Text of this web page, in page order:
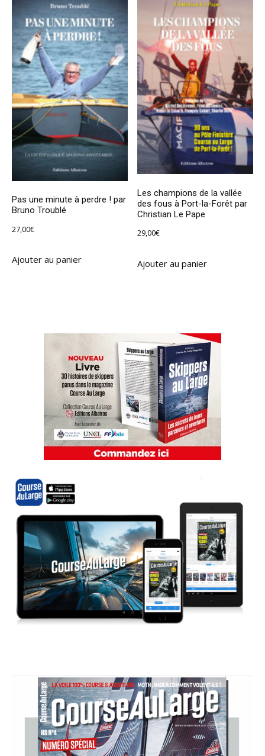
Pas une minute à perdre ! par
Bruno Troublé
27,00€
Ajouter au panier
Les champions de la vallée
des fous à Port-la-Forêt par
Christian Le Pape
29,00€
Ajouter au panier